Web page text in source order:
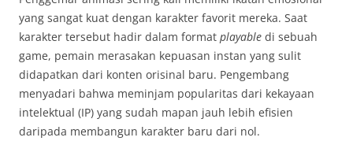
yang sangat kuat dengan karakter favorit mereka. Saat
karakter tersebut hadir dalam format playable di sebuah
game, pemain merasakan kepuasan instan yang sulit
didapatkan dari konten orisinal baru. Pengembang
menyadari bahwa meminjam popularitas dari kekayaan
intelektual (IP) yang sudah mapan jauh lebih efisien
daripada membangun karakter baru dari nol.